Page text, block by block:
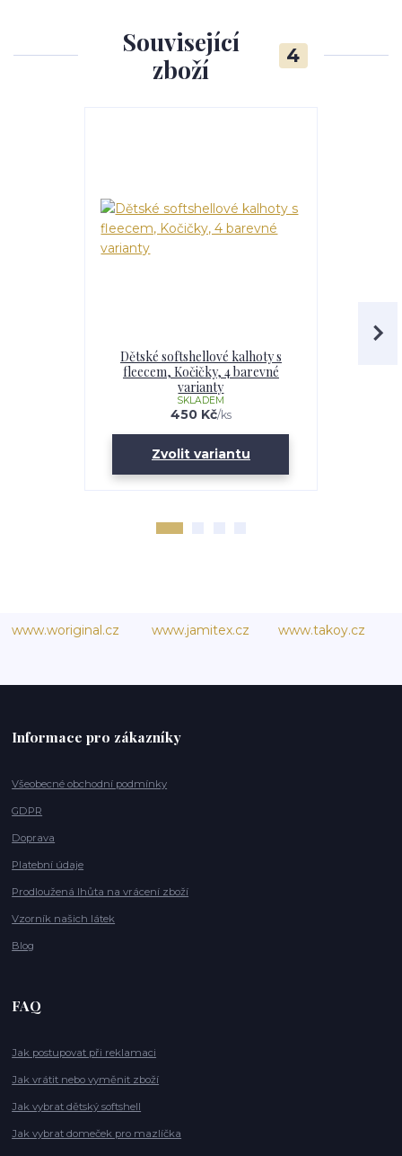
Související
zboží
4
Dětské softshellové kalhoty s
fleecem, Kočičky, 4 barevné
varianty
450 Kč/ks
SKLADEM
Zvolit variantu
www.woriginal.cz www.jamitex.cz www.takoy.cz
Informace pro zákazníky
Všeobecné obchodní podmínky
GDPR
Doprava
Platební údaje
Prodloužená lhůta na vrácení zboží
Vzorník našich látek
Blog
FAQ
Jak postupovat při reklamaci
Jak vrátit nebo vyměnit zboží
Jak vybrat dětský softshell
Jak vybrat domeček pro mazlíčka